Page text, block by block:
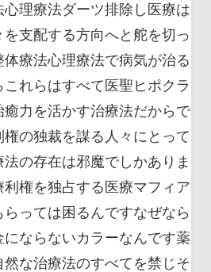
理療法ダーツ排除し医療は
支配する方向へと舵を切っ
療法心理療法で病気が治る
れらはすべて医聖ヒポクラ
力を活かす治療法だからで
の独裁を謀る人々にとって
の存在は邪魔でしかありま
権を独占する医療マフィア
っては困るんですなぜなら
ならないカラーなんです薬
な治療法のすべてを禁じそ